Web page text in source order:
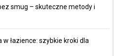
smug – skuteczne metody i
łazience: szybkie kroki dla